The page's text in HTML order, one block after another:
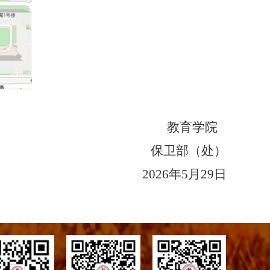
教育学院
保卫部（处）
2026年5月29日